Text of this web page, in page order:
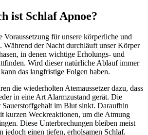
ist Schlaf Apnoe?
Voraussetzung für unsere körperliche und
Während der Nacht durchläuft unser Körper
in denen wichtige Erholungs- und
Wird dieser natürliche Ablauf immer
das langfristige Folgen haben.
die wiederholten Atemaussetzer dazu, dass
in eine Art Alarmzustand gerät. Die
Sauerstoffgehalt im Blut sinkt. Daraufhin
kurzen Weckreaktionen, um die Atmung
Diese Unterbrechungen bleiben meist
jedoch einen tiefen, erholsamen Schlaf.